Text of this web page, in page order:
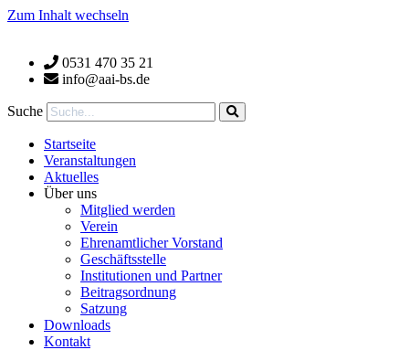
Zum Inhalt wechseln
0531 470 35 21
info@aai-bs.de
Suche
Startseite
Veranstaltungen
Aktuelles
Über uns
Mitglied werden
Verein
Ehrenamtlicher Vorstand
Geschäftsstelle
Institutionen und Partner
Beitragsordnung
Satzung
Downloads
Kontakt